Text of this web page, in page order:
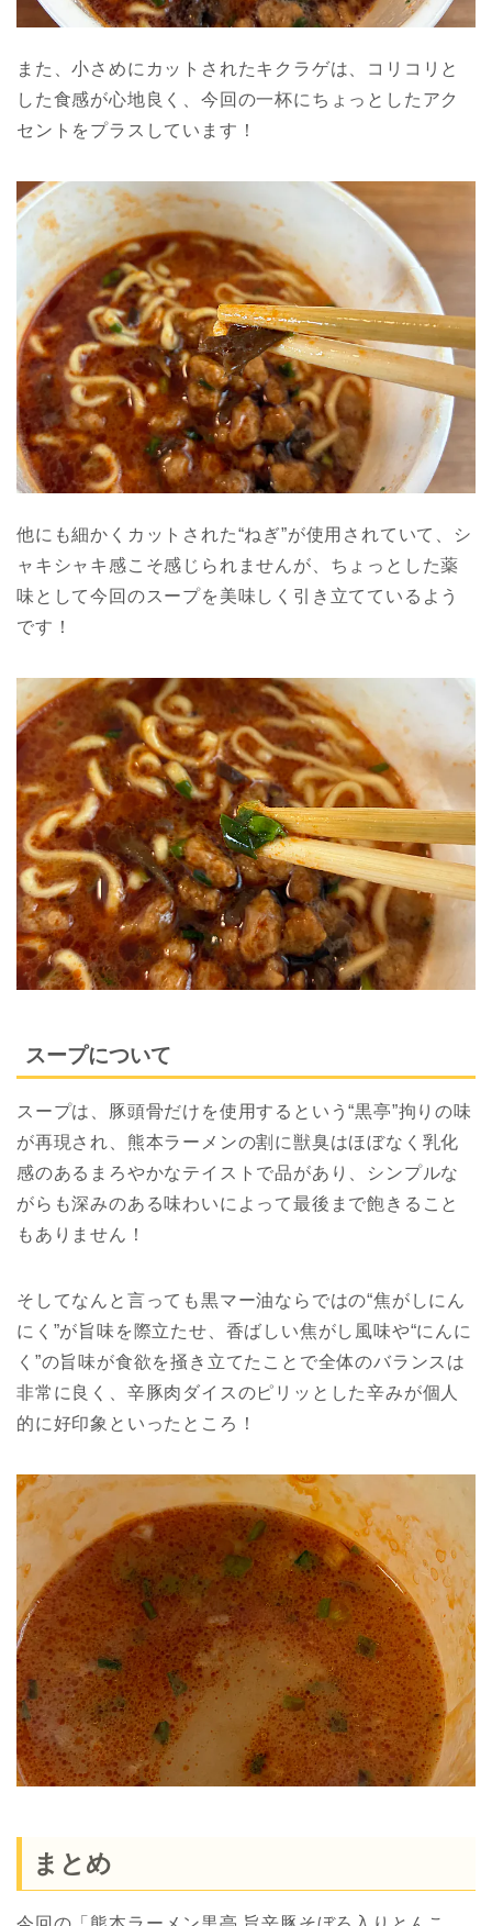
また、小さめにカットされたキクラゲは、コリコリと
した食感が心地良く、今回の一杯にちょっとしたアク
セントをプラスしています！
他にも細かくカットされた“ねぎ”が使用されていて、シ
ャキシャキ感こそ感じられませんが、ちょっとした薬
味として今回のスープを美味しく引き立てているよう
です！
スープについて
スープは、豚頭骨だけを使用するという“黒亭”拘りの味
が再現され、熊本ラーメンの割に獣臭はほぼなく乳化
感のあるまろやかなテイストで品があり、シンプルな
がらも深みのある味わいによって最後まで飽きること
もありません！
そしてなんと言っても黒マー油ならではの“焦がしにん
にく”が旨味を際立たせ、香ばしい焦がし風味や“にんに
く”の旨味が食欲を掻き立てたことで全体のバランスは
非常に良く、辛豚肉ダイスのピリッとした辛みが個人
的に好印象といったところ！
まとめ